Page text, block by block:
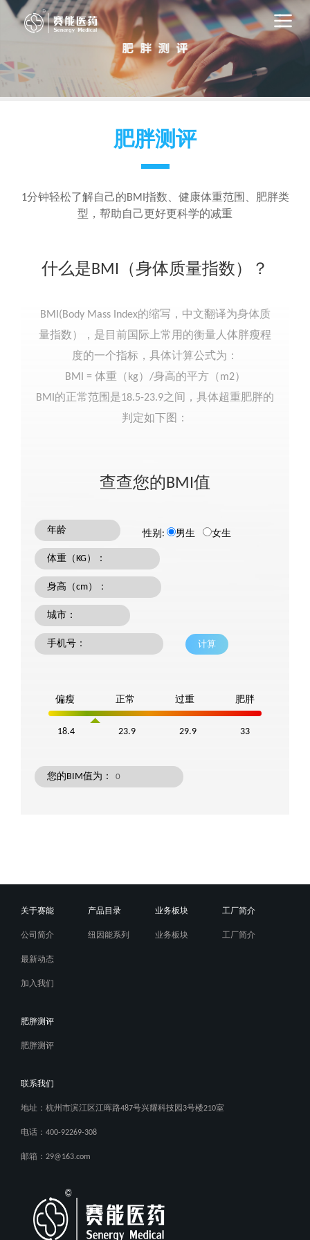
+ 关于赛能
肥胖测评
肥胖测评
1分钟轻松了解自己的BMI指数、健康体重范围、肥胖类
型，帮助自己更好更科学的减重
什么是BMI（身体质量指数）？
BMI(Body Mass Index的缩写，中文翻译为身体质
量指数），是目前国际上常用的衡量人体胖瘦程
度的一个指标，具体计算公式为：
BMI = 体重（kg）/身高的平方（m2）
BMI的正常范围是18.5-23.9之间，具体超重肥胖的
判定如下图：
查查您的BMI值
年龄 性别: 男生 女生
体重（KG）：
身高（cm）：
城市：
手机号： 计算
偏瘦 正常 过重 肥胖
18.4 23.9 29.9 33
您的BIM值为：
关于赛能
公司简介
最新动态
加入我们
产品目录
纽因能系列
业务板块
业务板块
工厂简介
工厂简介
肥胖测评
肥胖测评
联系我们
地址：杭州市滨江区江晖路487号兴耀科技园3号楼210室
电话：400-92269-308
邮箱：29@163.com